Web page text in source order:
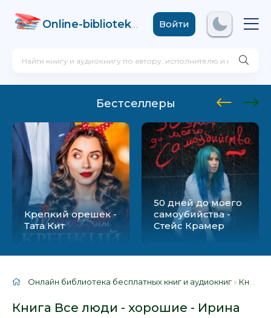
Online-biblioteka .comВойти
Бестселлеры
Крепкий орешек -
Тата Кит
50 дней до моего
самоубийства -
Стейс Крамер
Онлайн библиотека бесплатных книг и аудиокниг » Книги
Книга Все люди - хорошие - Ирина